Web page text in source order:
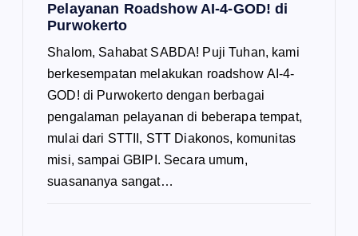
Pelayanan Roadshow AI-4-GOD! di
Purwokerto
Shalom, Sahabat SABDA! Puji Tuhan, kami
berkesempatan melakukan roadshow AI-4-
GOD! di Purwokerto dengan berbagai
pengalaman pelayanan di beberapa tempat,
mulai dari STTII, STT Diakonos, komunitas
misi, sampai GBIPI. Secara umum,
suasananya sangat…